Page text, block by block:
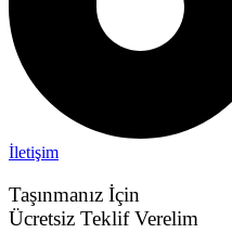
İletişim
Taşınmanız İçin
Ücretsiz Teklif Verelim